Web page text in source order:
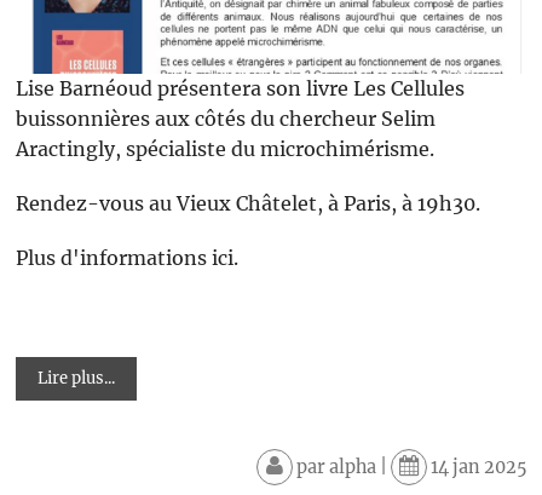
Lise Barnéoud présentera son livre Les Cellules
buissonnières aux côtés du chercheur Selim
Aractingly, spécialiste du microchimérisme.
Rendez-vous au Vieux Châtelet, à Paris, à 19h30.
Plus d'informations ici.
Lire plus...
paralpha| 14 jan 2025